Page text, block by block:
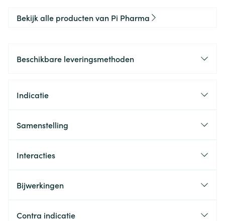
Bekijk alle producten van Pi Pharma
Beschikbare leveringsmethoden
Indicatie
Samenstelling
Interacties
Bijwerkingen
Contra indicatie